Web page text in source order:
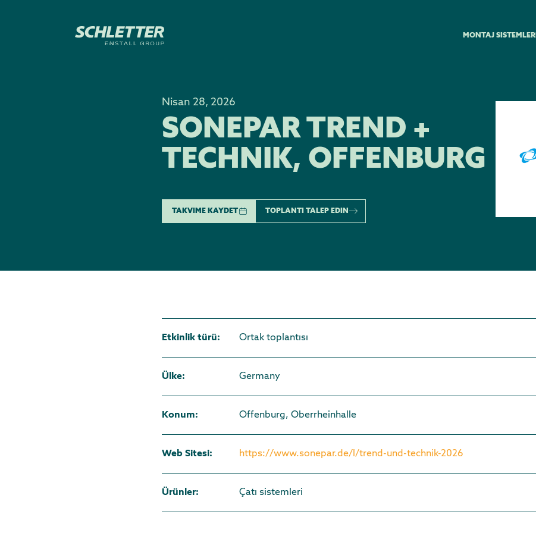
MONTAJ SISTEMLERI
Nisan 28, 2026
SONEPAR TREND +
TECHNIK, OFFENBURG
TAKVIME KAYDET TOPLANTI TALEP EDIN
Etkinlik türü: Ortak toplantısı
Ülke: Germany
Konum: Offenburg, Oberrheinhalle
Web Sitesi: https://www.sonepar.de/l/trend-und-technik-2026
Ürünler: Çatı sistemleri